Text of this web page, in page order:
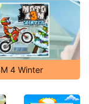
4 Winter